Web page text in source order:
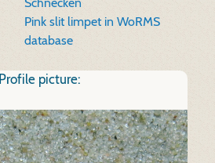
Pink slit limpet in WoRMS
database
Profile picture: